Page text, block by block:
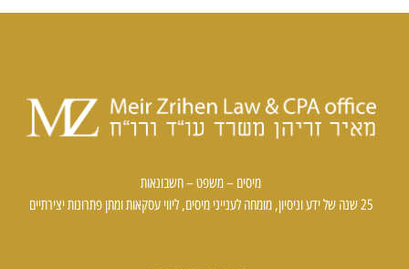
מיסים – משפט – חשבונאות
25 שנה של ידע וניסיון, מומחה לענייני מיסים, ליווי עסקאות ומתן פתרונות יצירתיים